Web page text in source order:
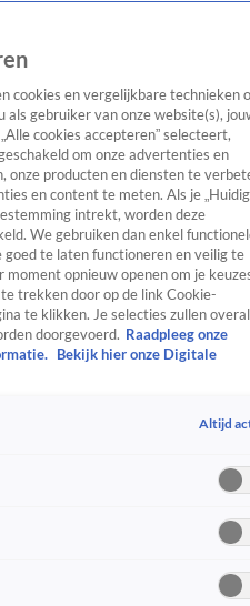
TV Algemeen
Tip
RealityCrimeVideo's
nieuws, updates en
cookies en vergelijkbare technieken
gebruiker van onze website(s),
cookies accepteren” selecteert,
om onze advertenties en
onze producten en diensten te
en content te meten. Als je
intrekt, worden deze
We gebruiken dan enkel
te laten functioneren en veilig te
moment opnieuw openen om je
trekken door op de link Cookie-
te klikken. Je selecties zullen overal
doorgevoerd. Raadpleeg onze
Bekijk hier onze Digitale
Altijd